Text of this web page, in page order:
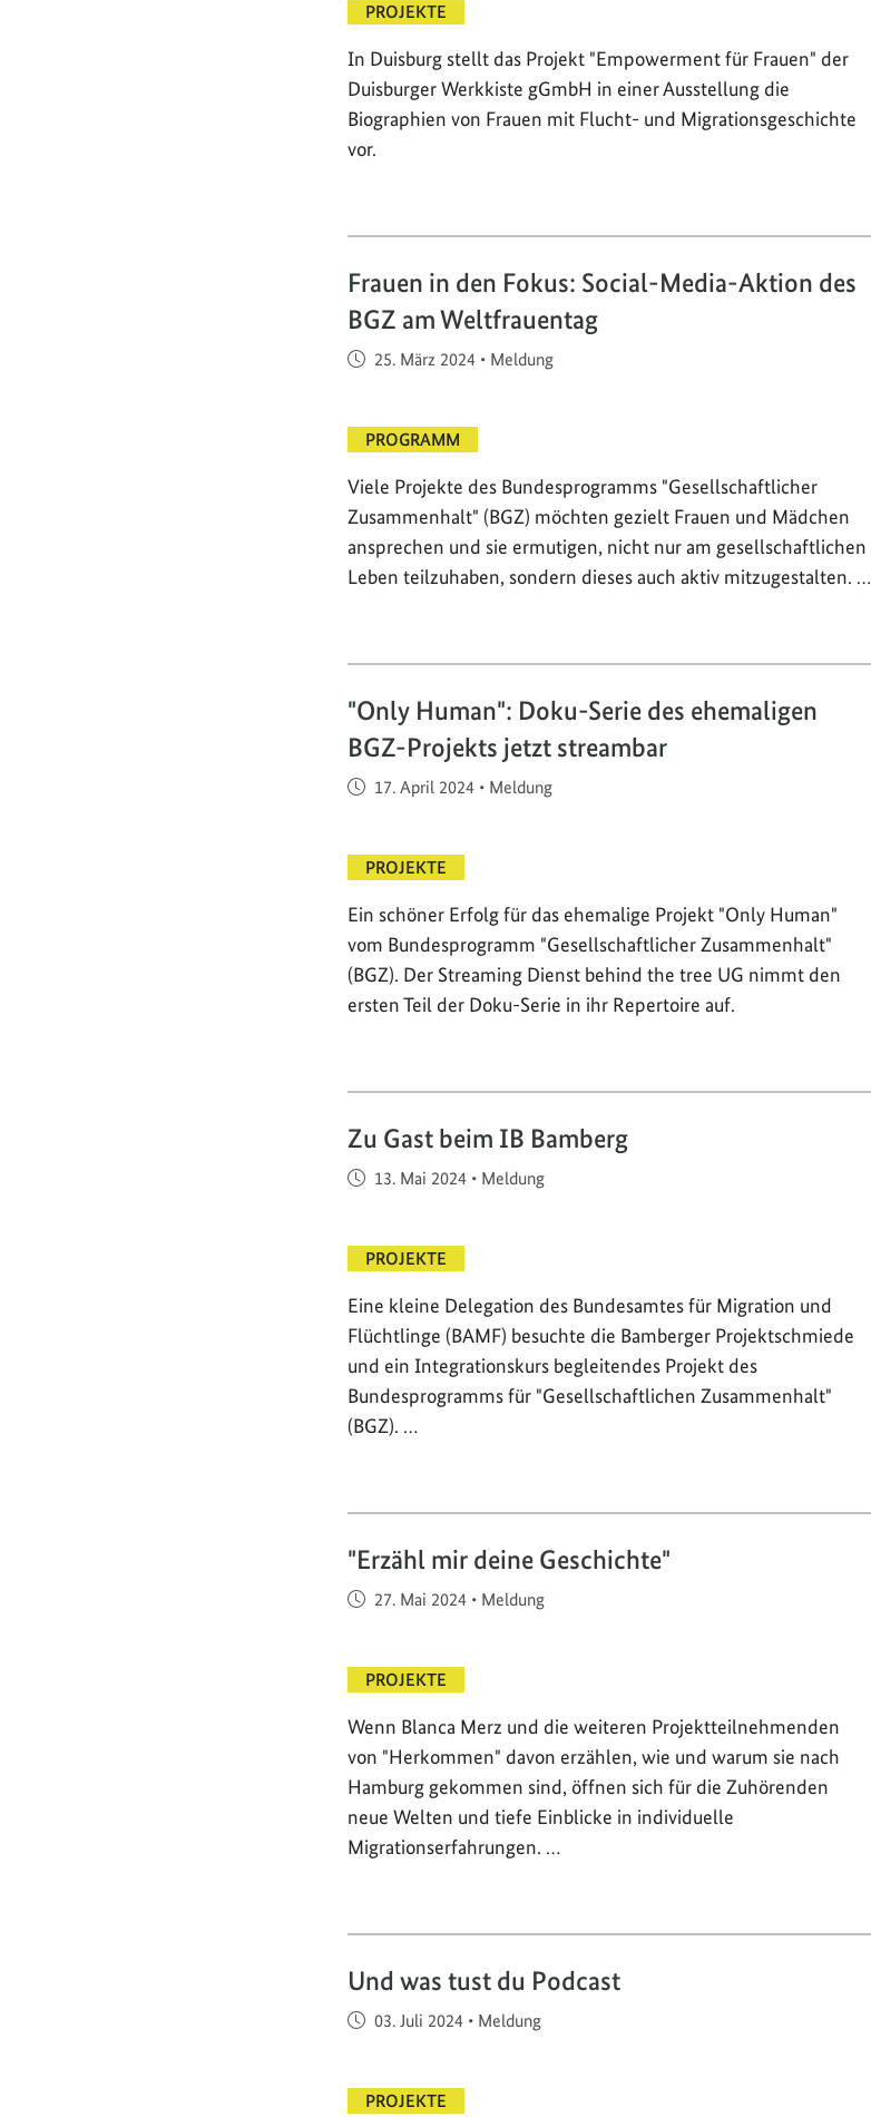
PROJEKTE
In Duisburg stellt das Projekt "Empowerment für Frauen" der
Duisburger Werkkiste gGmbH in einer Ausstellung die
Biographien von Frauen mit Flucht- und Migrationsgeschichte
vor.
Frauen in den Fokus: Social-Media-Aktion des
BGZ am Weltfrauentag
Veröffentlicht am
25. März 2024 • Meldung
PROGRAMM
Viele Projekte des Bundesprogramms "Gesellschaftlicher
Zusammenhalt" (BGZ) möchten gezielt Frauen und Mädchen
ansprechen und sie ermutigen, nicht nur am gesellschaftlichen
Leben teilzuhaben, sondern dieses auch aktiv mitzugestalten. …
"Only Human": Doku-Serie des ehemaligen
BGZ-Projekts jetzt streambar
Veröffentlicht am
17. April 2024 • Meldung
PROJEKTE
Ein schöner Erfolg für das ehemalige Projekt "Only Human"
vom Bundesprogramm "Gesellschaftlicher Zusammenhalt"
(BGZ). Der Streaming Dienst behind the tree UG nimmt den
ersten Teil der Doku-Serie in ihr Repertoire auf.
Zu Gast beim IB Bamberg
Veröffentlicht am
13. Mai 2024 • Meldung
PROJEKTE
Eine kleine Delegation des Bundesamtes für Migration und
Flüchtlinge (BAMF) besuchte die Bamberger Projektschmiede
und ein Integrationskurs begleitendes Projekt des
Bundesprogramms für "Gesellschaftlichen Zusammenhalt"
(BGZ). …
"Erzähl mir deine Geschichte"
Veröffentlicht am
27. Mai 2024 • Meldung
PROJEKTE
Wenn Blanca Merz und die weiteren Projektteilnehmenden
von "Herkommen" davon erzählen, wie und warum sie nach
Hamburg gekommen sind, öffnen sich für die Zuhörenden
neue Welten und tiefe Einblicke in individuelle
Migrationserfahrungen. …
Und was tust du Podcast
Veröffentlicht am
03. Juli 2024 • Meldung
PROJEKTE